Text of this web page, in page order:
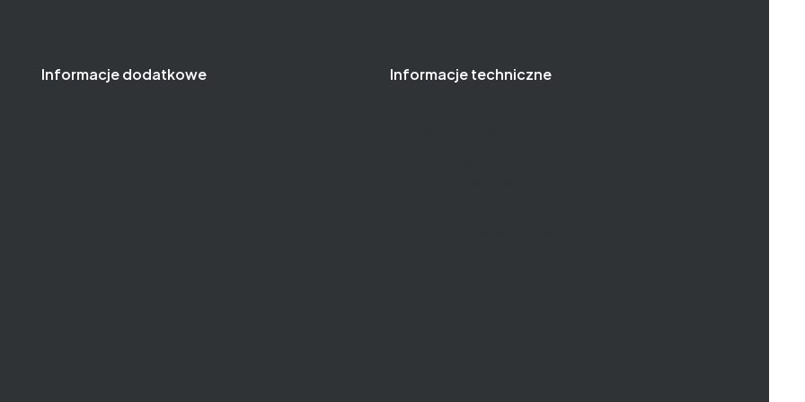
Informacje dodatkowe Informacje techniczne